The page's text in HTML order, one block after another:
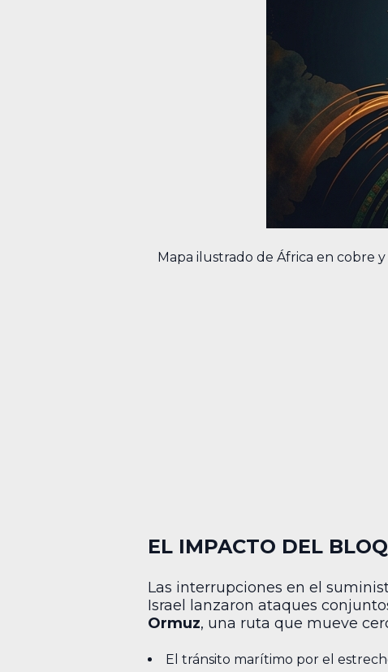
Mapa ilustrado de África en cobre
EL IMPACTO DEL
Las interrupciones en el
Israel lanzaron ataques
Ormuz, una ruta que mueve
El tránsito marítimo por el